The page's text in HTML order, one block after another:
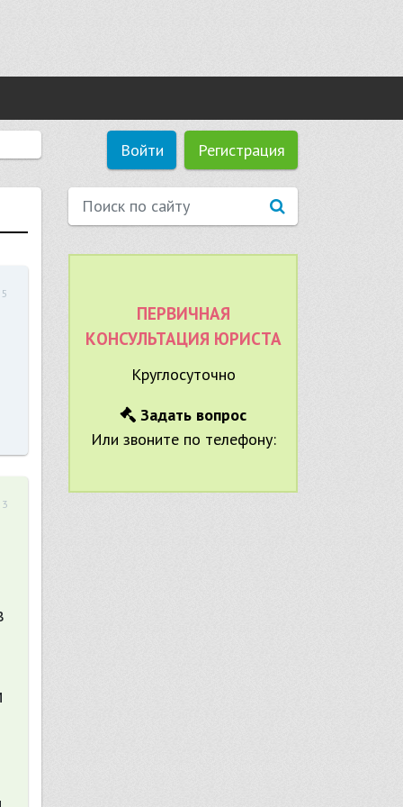
Войти Регистрация
ПЕРВИЧНАЯ
КОНСУЛЬТАЦИЯ ЮРИСТА
Круглосуточно
Задать вопрос
Или звоните по телефону: